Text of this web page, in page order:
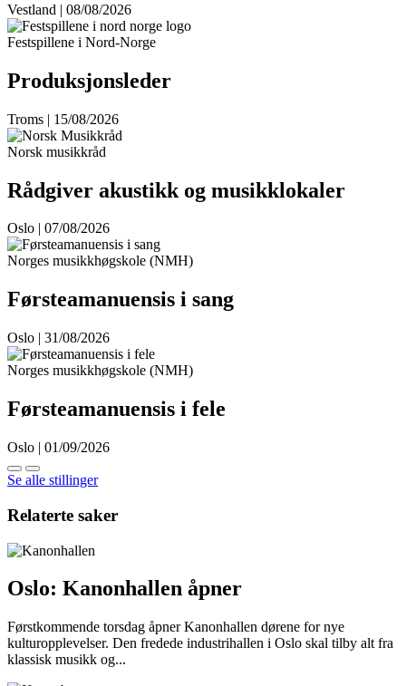
Vestland | 08/08/2026
Festspillene i Nord-Norge
Produksjonsleder
Troms | 15/08/2026
Norsk musikkråd
Rådgiver akustikk og musikklokaler
Oslo | 07/08/2026
Norges musikkhøgskole (NMH)
Førsteamanuensis i sang
Oslo | 31/08/2026
Norges musikkhøgskole (NMH)
Førsteamanuensis i fele
Oslo | 01/09/2026
Se alle stillinger
Relaterte saker
Oslo: Kanonhallen åpner
Førstkommende torsdag åpner Kanonhallen dørene for nye
kulturopplevelser. Den fredede industrihallen i Oslo skal tilby alt fra
klassisk musikk og...